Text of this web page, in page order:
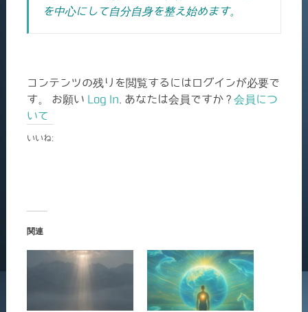
を中心にして自分自身を整え始めます。
コンテンツの残りを閲覧するにはログインが必要で
す。 お願い Log In . あなたは会員ですか ? 会員につ
いて
いいね:
関連